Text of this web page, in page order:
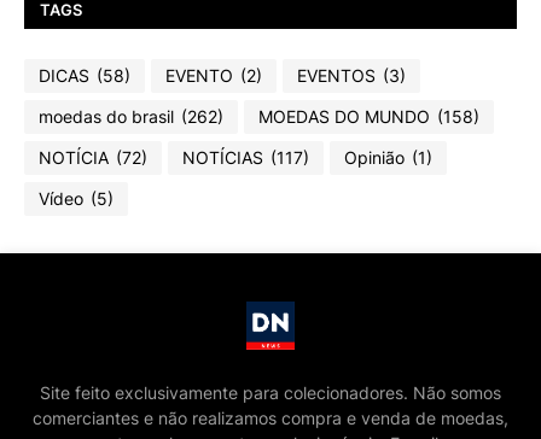
TAGS
DICAS (58) EVENTO (2) EVENTOS (3)
moedas do brasil (262) MOEDAS DO MUNDO (158)
NOTÍCIA (72) NOTÍCIAS (117) Opinião (1)
Vídeo (5)
Site feito exclusivamente para colecionadores. Não somos
comerciantes e não realizamos compra e venda de moedas,